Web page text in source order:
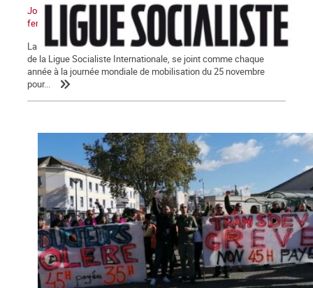
Journée internationale contre toutes les violences faites aux
femmes
La Commune – pour un parti des travailleurs, section française
de la Ligue Socialiste Internationale, se joint comme chaque
année à la journée mondiale de mobilisation du 25 novembre
pour...